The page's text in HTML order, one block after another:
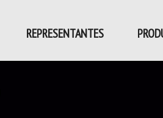
REPRESENTANTES